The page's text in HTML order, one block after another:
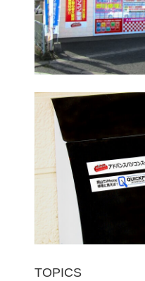
TOPICS